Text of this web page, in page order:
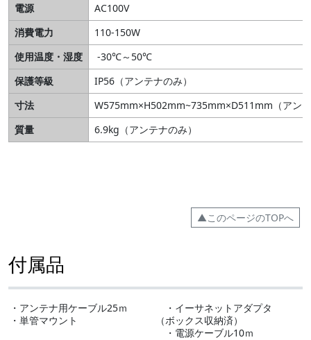
電源
AC100V
消費電力
110-150W
使用温度・湿度
-30℃～50℃
保護等級
IP56（アンテナのみ）
寸法
W575mm×H502mm~735mm×D511mm（アン
質量
6.9kg（アンテナのみ）
▲このページのTOPへ
付属品
・アンテナ用ケーブル25ｍ
・単管マウント
・イーサネットアダプタ
（ボックス収納済）
・電源ケーブル10ｍ